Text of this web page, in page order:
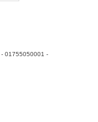
- 01755050001 -